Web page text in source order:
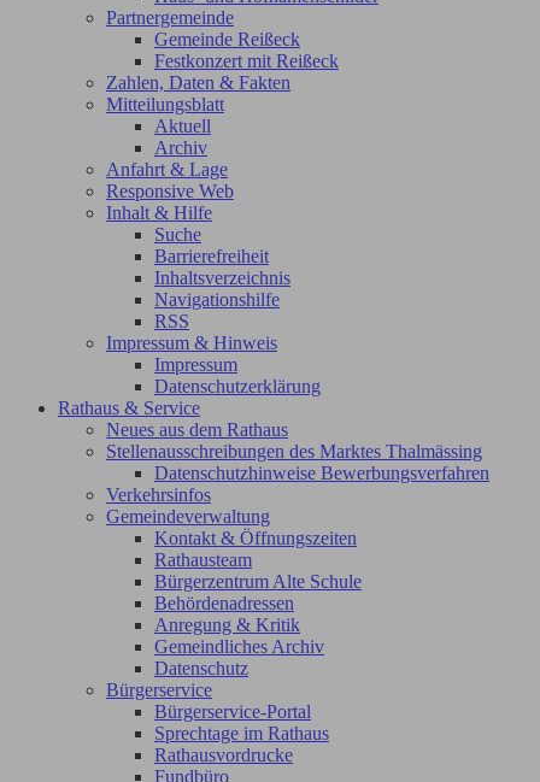
Partnergemeinde
Gemeinde Reißeck
Festkonzert mit Reißeck
Zahlen, Daten & Fakten
Mitteilungsblatt
Aktuell
Archiv
Anfahrt & Lage
Responsive Web
Inhalt & Hilfe
Suche
Barrierefreiheit
Inhaltsverzeichnis
Navigationshilfe
RSS
Impressum & Hinweis
Impressum
Datenschutzerklärung
Rathaus & Service
Neues aus dem Rathaus
Stellenausschreibungen des Marktes Thalmässing
Datenschutzhinweise Bewerbungsverfahren
Verkehrsinfos
Gemeindeverwaltung
Kontakt & Öffnungszeiten
Rathausteam
Bürgerzentrum Alte Schule
Behördenadressen
Anregung & Kritik
Gemeindliches Archiv
Datenschutz
Bürgerservice
Bürgerservice-Portal
Sprechtage im Rathaus
Rathausvordrucke
Fundbüro